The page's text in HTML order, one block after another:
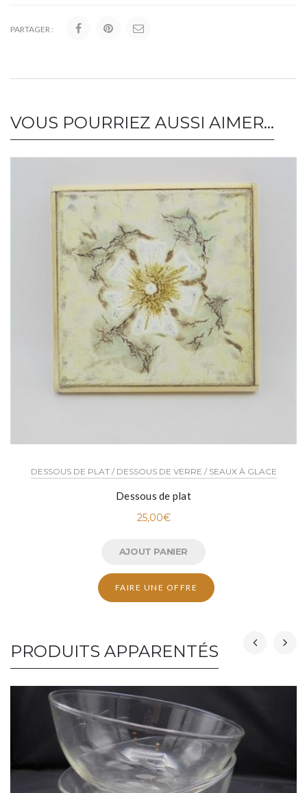
PARTAGER :
VOUS POURRIEZ AUSSI AIMER…
DESSOUS DE PLAT / DESSOUS DE VERRE / SEAUX À GLACE
Dessous de plat
25,00€
AJOUT PANIER
FAIRE UNE OFFRE
PRODUITS APPARENTÉS